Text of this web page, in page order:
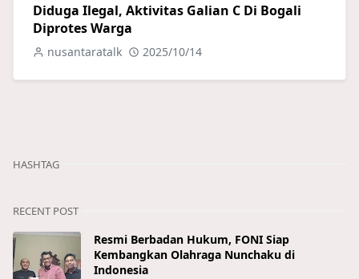
Diduga Ilegal, Aktivitas Galian C Di Bogali
Diprotes Warga
nusantaratalk 2025/10/14
HASHTAG
RECENT POST
Resmi Berbadan Hukum, FONI Siap
Kembangkan Olahraga Nunchaku di
Indonesia